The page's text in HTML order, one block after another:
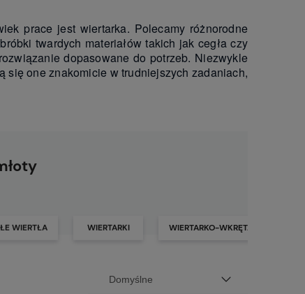
prace jest wiertarka. Polecamy różnorodne
twardych materiałów takich jak cegła czy
dopasowane do potrzeb. Niezwykle
się one znakomicie w trudniejszych zadaniach,
WIERTŁA WIERTARKI WIERTARKO-WKRĘTARKI